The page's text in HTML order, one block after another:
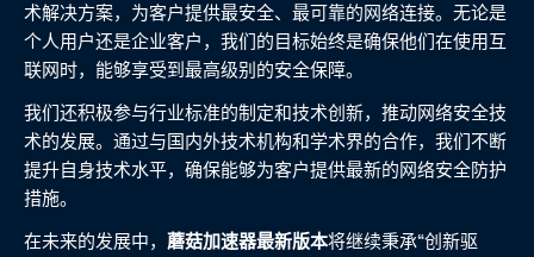
术解决方案，为客户提供最安全、最可靠的网络连接。无论是
个人用户还是企业客户，我们的目标始终是确保他们在使用互
联网时，能够享受到最高级别的安全保障。
我们还积极参与行业标准的制定和技术创新，推动网络安全技
术的发展。通过与国内外技术机构和学术界的合作，我们不断
提升自身技术水平，确保能够为客户提供最新的网络安全防护
措施。
在未来的发展中， 蘑菇加速器最新版本将继续秉承“创新驱